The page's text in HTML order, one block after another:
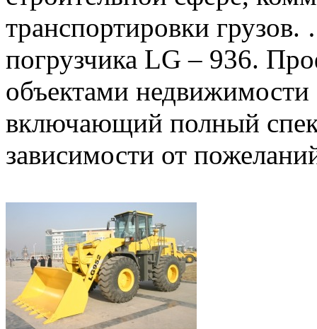
транспортировки
погрузчика LG – 936.
объектами
включающий полный
зависимости от